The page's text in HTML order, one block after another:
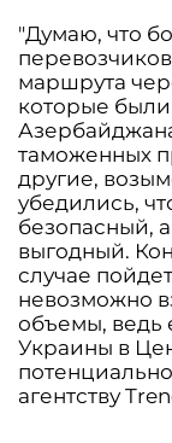
"Думаю, что
перевозчиков
маршрута
которые
таможенных
другие,
убедились,
безопасный,
выгодный.
случае
невозможно
объемы, ведь
Украины в
агентству